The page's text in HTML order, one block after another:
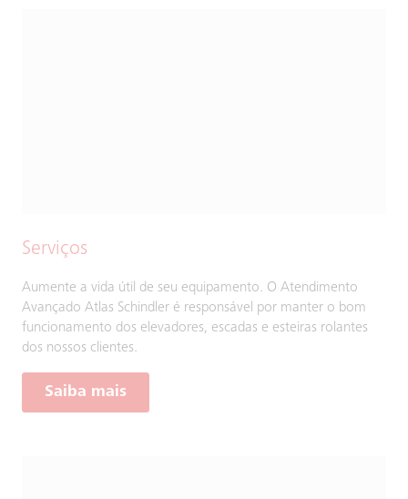
Serviços
Aumente a vida útil de seu equipamento. O Atendimento
Avançado Atlas Schindler é responsável por manter o bom
funcionamento dos elevadores, escadas e esteiras rolantes
dos nossos clientes.
Saiba mais